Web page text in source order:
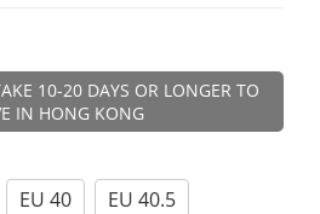
10-20 DAYS OR LONGER TO
IN HONG KONG
EU 40
EU 40.5